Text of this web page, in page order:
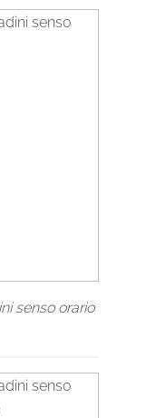
senso orario